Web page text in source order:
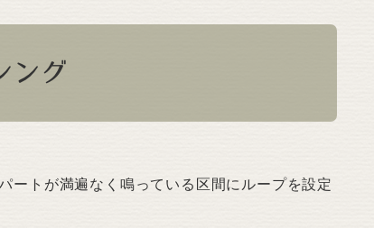
ング
ートが満遍なく鳴っている区間にループを設定